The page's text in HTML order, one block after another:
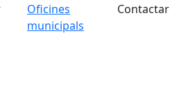
Oficines
municipals
Contactar